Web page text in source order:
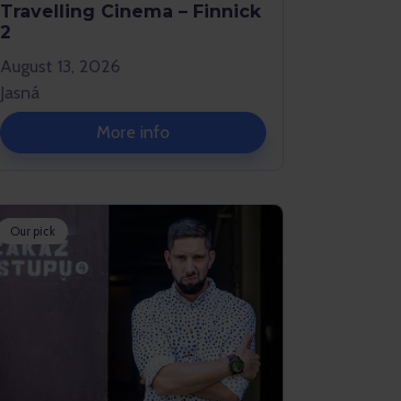
Travelling Cinema – Finnick
2
August 13, 2026
Jasná
More info
Our pick